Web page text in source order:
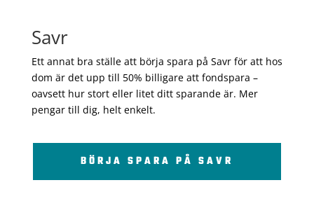
Savr
Ett annat bra ställe att börja spara på Savr för att hos
dom är det upp till 50% billigare att fondspara –
oavsett hur stort eller litet ditt sparande är. Mer
pengar till dig, helt enkelt.
BÖRJA SPARA PÅ SAVR